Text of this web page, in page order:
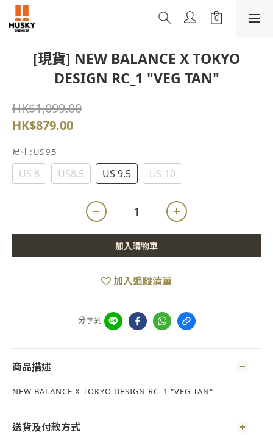
[現貨] NEW BALANCE X TOKYO
DESIGN RC_1 "VEG TAN"
HK$1,099.00
HK$879.00
尺寸 : US 9.5
US 8 US8.5 US 9.5 US 10
加入購物車
加入追蹤清單
分享到
商品描述
NEW BALANCE X TOKYO DESIGN RC_1 "VEG TAN"
送貨及付款方式